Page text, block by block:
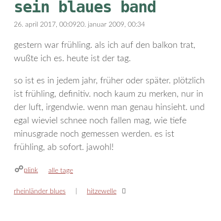
sein blaues band
26. april 2017, 00:0920. januar 2009, 00:34
gestern war frühling. als ich auf den balkon trat,
wußte ich es. heute ist der tag.
so ist es in jedem jahr, früher oder später. plötzlich
ist frühling, definitiv. noch kaum zu merken, nur in
der luft, irgendwie. wenn man genau hinsieht. und
egal wieviel schnee noch fallen mag, wie tiefe
minusgrade noch gemessen werden. es ist
frühling, ab sofort. jawohl!
plink kategorien
alle tage
rheinländer blues hitzewelle